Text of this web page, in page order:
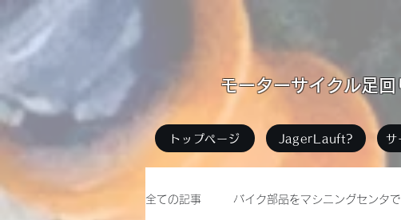
モーターサイクル足
トップページ JagerLauft? サ
全ての記事 バイク部品をマシニングセンタで